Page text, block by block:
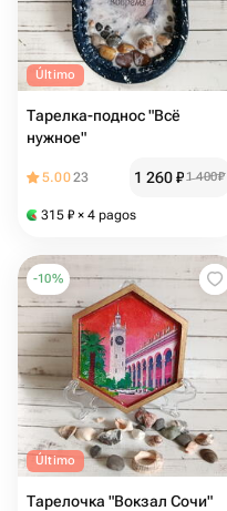
Último
Тарелка-поднос "Всё
нужное"
5.0023 1 260₽1 400₽
315 ₽ × 4 pagos
-10%
Último
Тарелочка "Вокзал Сочи"